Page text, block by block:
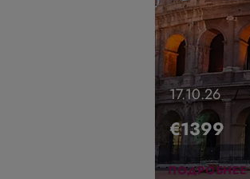
/
17.10.26
€1399
ПОДРОБНЕЕ